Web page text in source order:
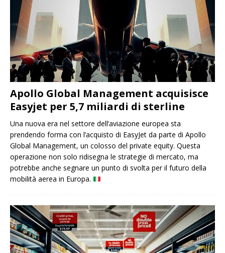
Apollo Global Management acquisisce
Easyjet per 5,7 miliardi di sterline
Una nuova era nel settore dell’aviazione europea sta
prendendo forma con l’acquisto di EasyJet da parte di Apollo
Global Management, un colosso del private equity. Questa
operazione non solo ridisegna le strategie di mercato, ma
potrebbe anche segnare un punto di svolta per il futuro della
mobilità aerea in Europa.